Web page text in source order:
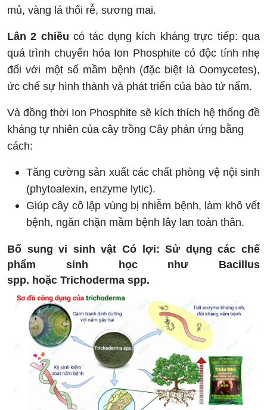
mủ, vàng lá thối rễ, sương mai.
Lân 2 chiềucó tác dụng kích kháng trực tiếp: qua
quá trình chuyển hóa Ion Phosphite có độc tính nhẹ
đối với một số mầm bệnh (đặc biệt là Oomycetes),
ức chế sự hình thành và phát triển của bào tử nấm.
Và đồng thời Ion Phosphite sẽ kích thích hệ thống đề
kháng tự nhiên của cây trồng Cây phản ứng bằng
cách:
Tăng cường sản xuất các chất phòng vệ nội sinh
(phytoalexin, enzyme lytic).
Giúp cây cô lập vùng bị nhiễm bệnh, làm khô vết
bệnh, ngăn chặn mầm bệnh lây lan toàn thân.
Bổ sung vi sinh vật Có lợi: Sử dụng các chế
phẩm sinh học như Bacillus
spp. hoặc Trichoderma spp.